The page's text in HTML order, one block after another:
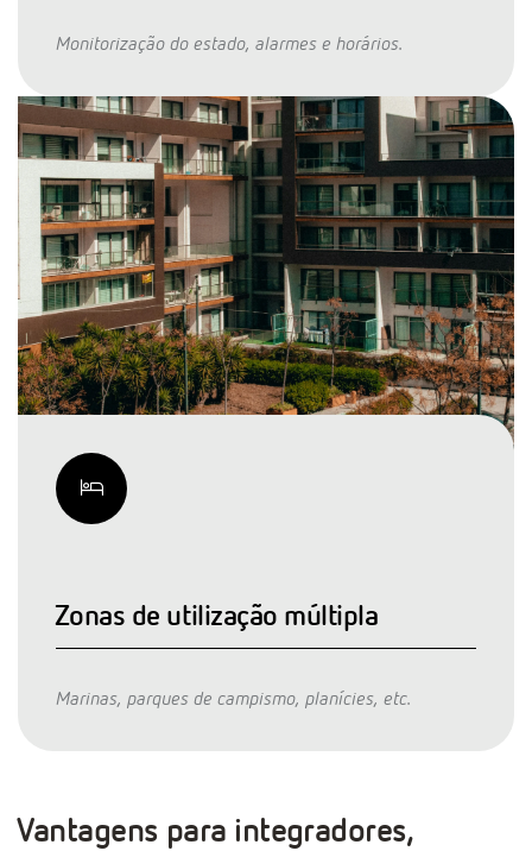
Monitorização do estado, alarmes e horários.
Zonas de utilização múltipla
Marinas, parques de campismo, planícies, etc.
Vantagens para integradores,